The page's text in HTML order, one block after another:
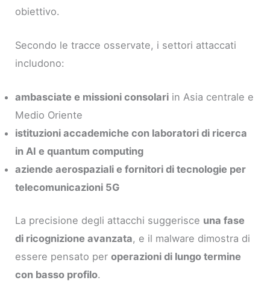
obiettivo.
Secondo le tracce osservate, i settori attaccati
includono:
ambasciate e missioni consolari in Asia centrale e
Medio Oriente
istituzioni accademiche con laboratori di ricerca
in AI e quantum computing
aziende aerospaziali e fornitori di tecnologie per
telecomunicazioni 5G
La precisione degli attacchi suggerisce una fase
di ricognizione avanzata, e il malware dimostra di
essere pensato peroperazioni di lungo termine
con basso profilo.